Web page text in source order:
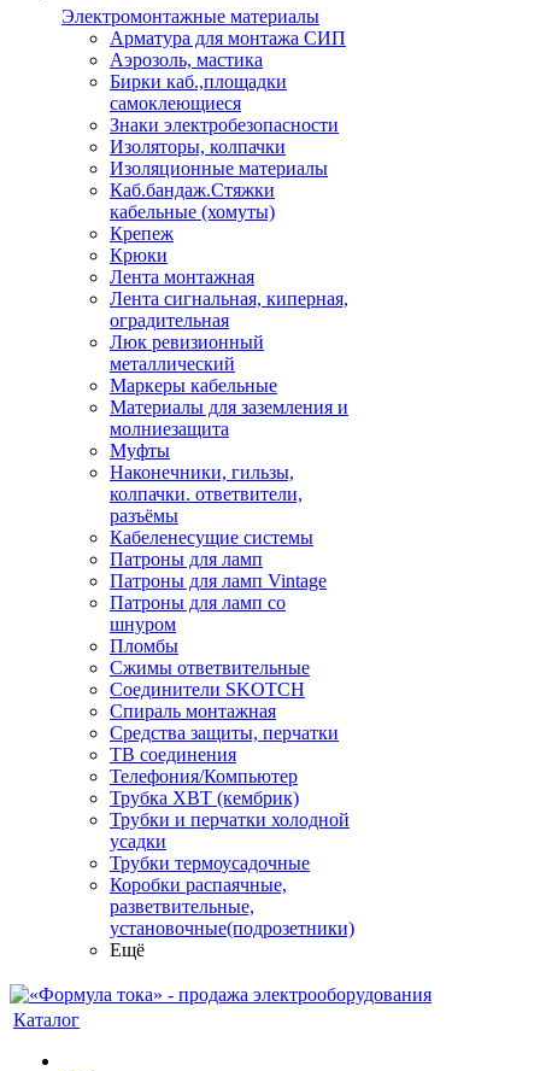
Электромонтажные материалы
Арматура для монтажа СИП
Аэрозоль, мастика
Бирки каб.,площадки
самоклеющиеся
Знаки электробезопасности
Изоляторы, колпачки
Изоляционные материалы
Каб.бандаж.Стяжки
кабельные (хомуты)
Крепеж
Крюки
Лента монтажная
Лента сигнальная, киперная,
оградительная
Люк ревизионный
металлический
Маркеры кабельные
Материалы для заземления и
молниезащита
Муфты
Наконечники, гильзы,
колпачки. ответвители,
разъёмы
Кабеленесущие системы
Патроны для ламп
Патроны для ламп Vintage
Патроны для ламп со
шнуром
Пломбы
Сжимы ответвительные
Соединители SKOTCH
Спираль монтажная
Средства защиты, перчатки
ТВ соединения
Телефония/Компьютер
Трубка ХВТ (кембрик)
Трубки и перчатки холодной
усадки
Трубки термоусадочные
Коробки распаячные,
разветвительные,
установочные(подрозетники)
Ещё
Каталог